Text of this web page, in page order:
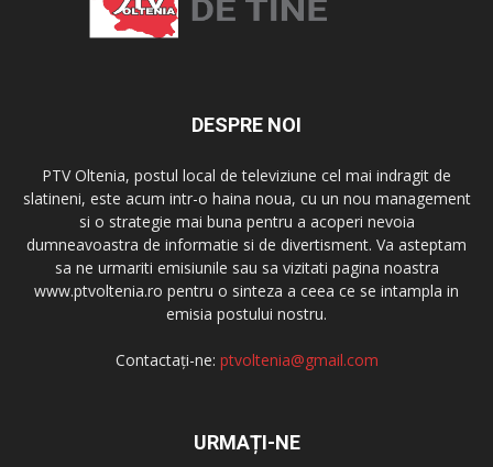
DESPRE NOI
PTV Oltenia, postul local de televiziune cel mai indragit de
slatineni, este acum intr-o haina noua, cu un nou management
si o strategie mai buna pentru a acoperi nevoia
dumneavoastra de informatie si de divertisment. Va asteptam
sa ne urmariti emisiunile sau sa vizitati pagina noastra
www.ptvoltenia.ro pentru o sinteza a ceea ce se intampla in
emisia postului nostru.
Contactați-ne: ptvoltenia@gmail.com
URMAȚI-NE